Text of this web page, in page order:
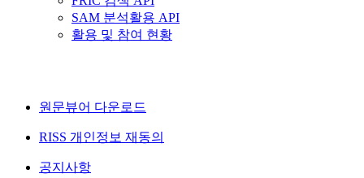
SAM 분석활용 API
활용 및 참여 현황
원문뷰어 다운로드
RISS 개인정보 재동의
공지사항